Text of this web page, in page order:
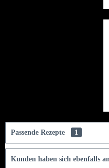
Passende Rezepte 1
Kunden haben sich ebenfalls